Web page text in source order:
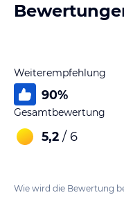
Weiterempfehlung
90%
Gesamtbewertung
5,2 / 6
Wie wird die Bewertung